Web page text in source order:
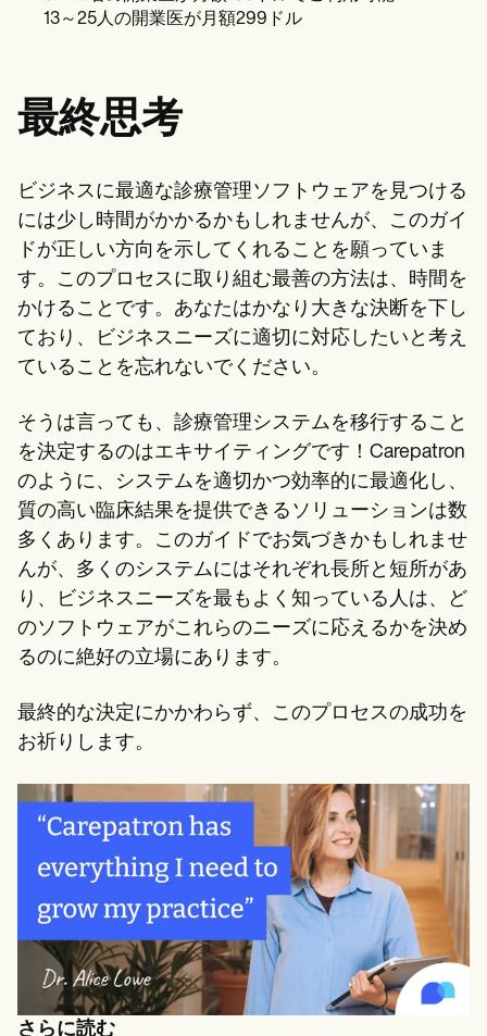
13～25人の開業医が月額299ドル
最終思考
ビジネスに最適な診療管理ソフトウェアを見つける
には少し時間がかかるかもしれませんが、このガイ
ドが正しい方向を示してくれることを願っていま
す。このプロセスに取り組む最善の方法は、時間を
かけることです。あなたはかなり大きな決断を下し
ており、ビジネスニーズに適切に対応したいと考え
ていることを忘れないでください。
そうは言っても、診療管理システムを移行すること
を決定するのはエキサイティングです！Carepatron
のように、システムを適切かつ効率的に最適化し、
質の高い臨床結果を提供できるソリューションは数
多くあります。このガイドでお気づきかもしれませ
んが、多くのシステムにはそれぞれ長所と短所があ
り、ビジネスニーズを最もよく知っている人は、ど
のソフトウェアがこれらのニーズに応えるかを決め
るのに絶好の立場にあります。
最終的な決定にかかわらず、このプロセスの成功を
お祈りします。
さらに読む